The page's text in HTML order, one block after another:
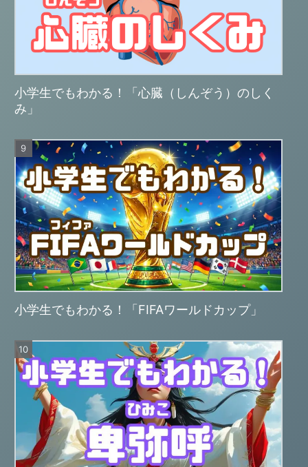
小学生でもわかる！「心臓（しんぞう）のしく
み」
小学生でもわかる！「FIFAワールドカップ」